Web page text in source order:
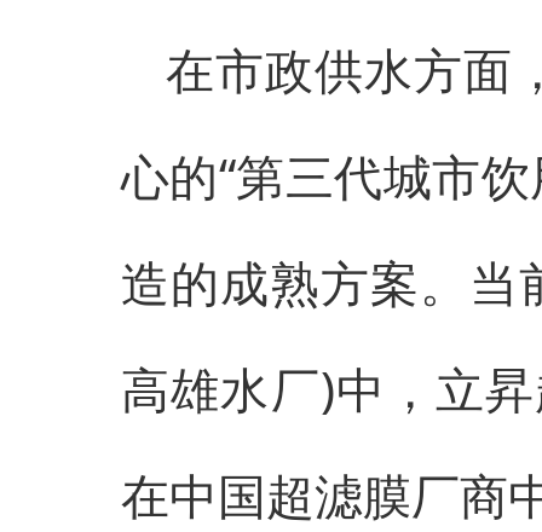
在市政供水方面
心的“第三代城市
造的成熟方案。当
高雄水厂)中，立
在中国超滤膜厂商